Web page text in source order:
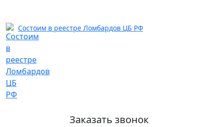
Состоим в реестре Ломбардов ЦБ РФ
Заказать звонок